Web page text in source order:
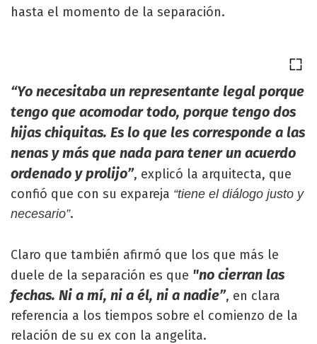
hasta el momento de la separación.
“Yo necesitaba un representante legal porque
tengo que acomodar todo, porque tengo dos
hijas chiquitas. Es lo que les corresponde a las
nenas y más que nada para tener un acuerdo
ordenado y prolijo”, explicó la arquitecta, que
confió que con su expareja “tiene el diálogo justo y
necesario”.
Claro que también afirmó que los que más le
duele de la separación es que "no cierran las
fechas. Ni a mí, ni a él, ni a nadie”, en clara
referencia a los tiempos sobre el comienzo de la
relación de su ex con la angelita.